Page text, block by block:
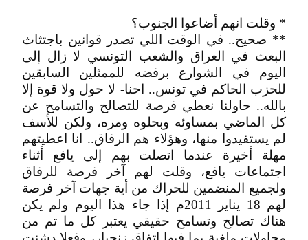
* وقلت انهم أضاعوا الجنوب؟
** صحيح.. في الوقت اللي تصدر قوانين باجتثاث
البعث في العراق والشعب التونسي لا زال إلى
اليوم في الشوارع برفضه للممثلين السابقين
للحزب الحاكم في تونس.. احنا- لا حول ولا قوة إلا
بالله.. حاولنا نعطي فرصة للتصالح والتسامح عن
كل الماضي بمساوئه وبحلوه ومره، ولكن للأسف
لم يستفيدوا منها، وهؤلاء هم الرفاق.. انا اعطيتهم
مهلة أخيرة عندما اتصلت بهم إلى يافع أثناء
اجتماعات يافع، وقلت لهم آخر فرصة للرفاق
ولجميع المنضمين للحراك من أية جهات آخر فرصة
لهم 18 يناير 2011م إذا جاء هذا اليوم ولم يكن
هناك تصالح وتسامح حقيقي يعتبر كل ما تم من